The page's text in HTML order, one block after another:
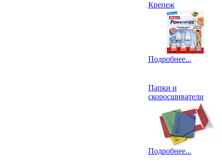
Крепеж
Подробнее...
Папки и
скоросшиватели
Подробнее...